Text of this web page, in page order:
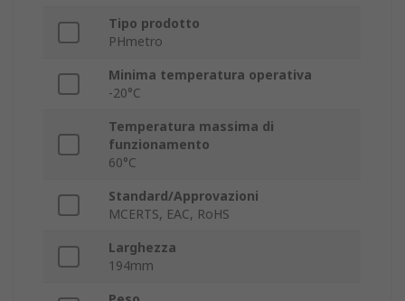
Tipo prodotto
PHmetro
Minima temperatura operativa
-20°C
Temperatura massima di
funzionamento
60°C
Standard/Approvazioni
MCERTS, EAC, RoHS
Larghezza
194mm